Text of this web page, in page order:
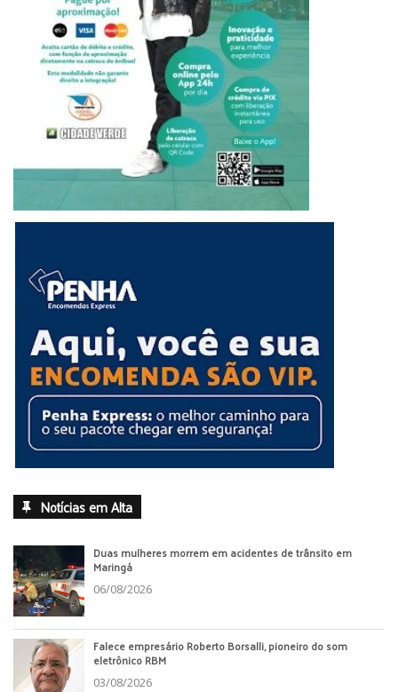
Notícias em Alta
Duas mulheres morrem em acidentes de trânsito em
Maringá
06/08/2026
Falece empresário Roberto Borsalli, pioneiro do som
eletrônico RBM
03/08/2026